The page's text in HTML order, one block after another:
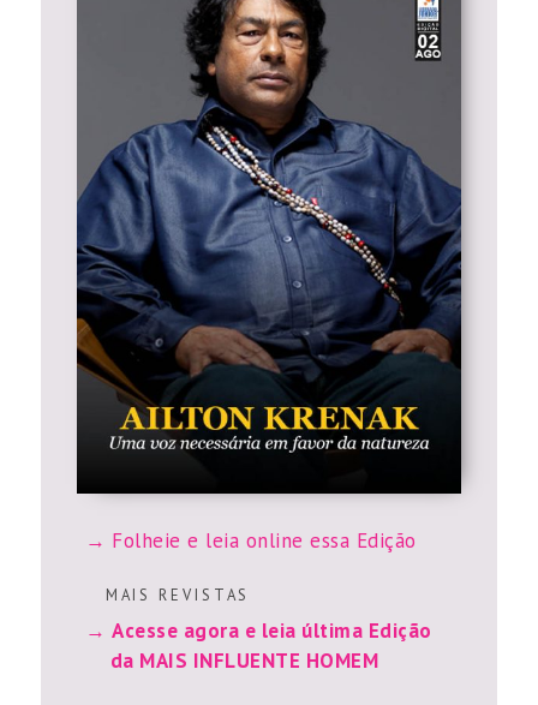
Folheie e leia online essa Edição
M A I S R E V I S T A S
Acesse agora e leia última Edição
da MAIS INFLUENTE HOMEM